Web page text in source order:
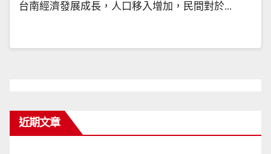
台南經濟發展成長，人口移入增加，民間對於...
近期文章